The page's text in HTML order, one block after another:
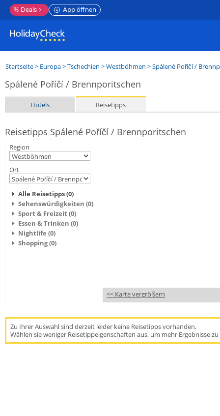
% Deals App öffnen
Startseite> Europa>Tschechien >Westböhmen >Spálené Poříčí /
Spálené Poříčí / Brennporitschen
Hotels Reisetipps
Reisetipps Spálené Poříčí / Brennporitschen
Region
Ort
Alle Reisetipps (0)
Sehenswürdigkeiten (0)
Sport & Freizeit (0)
Essen & Trinken (0)
Nightlife (0)
Shopping (0)
<< Karte vergrößern
Zu Ihrer Auswahl sind derzeit leider keine Reisetipps vorhanden.
Wählen sie weniger Reisetippeigenschaften aus, um mehr Ergebnisse